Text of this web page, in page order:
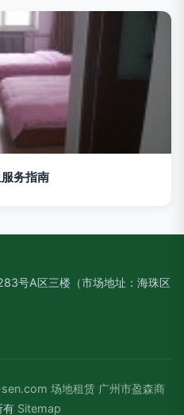
务指南
号A区三楼（市场地址：海珠区
场地租赁 广州市盈森商
有 Sitemap